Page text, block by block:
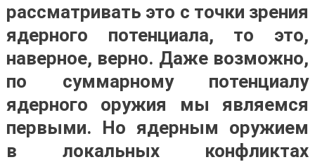
рассматривать это с точки зрения
ядерного потенциала, то это,
наверное, верно. Даже возможно,
по суммарному потенциалу
ядерного оружия мы являемся
первыми. Но ядерным оружием
в локальных конфликтах